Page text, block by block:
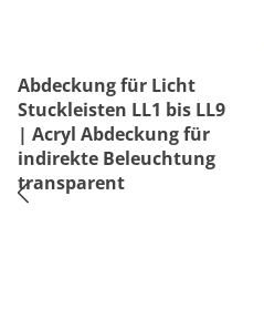
Abdeckung für Licht
Stuckleisten LL1 bis LL9
| Acryl Abdeckung für
indirekte Beleuchtung
transparent